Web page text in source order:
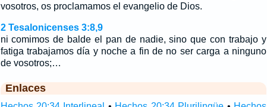
vosotros, os proclamamos el evangelio de Dios.
2 Tesalonicenses 3:8,9
ni comimos de balde el pan de nadie, sino que con trabajo y
fatiga trabajamos día y noche a fin de no ser carga a ninguno
de vosotros;…
Enlaces